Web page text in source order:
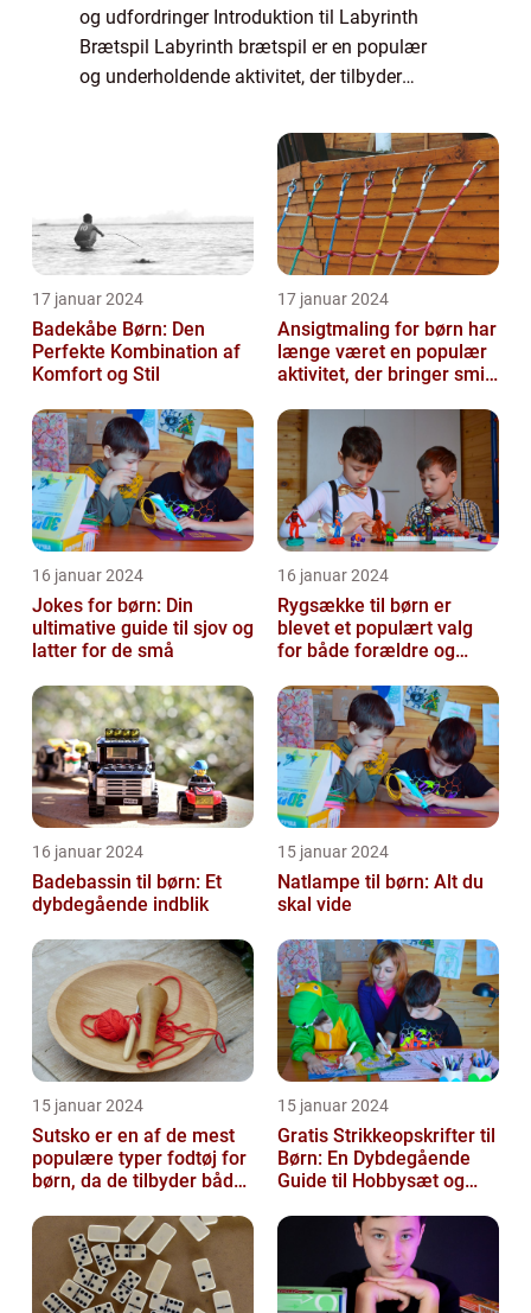
og udfordringer Introduktion til Labyrinth
Brætspil Labyrinth brætspil er en populær
og underholdende aktivitet, der tilbyder
familien. Dette spil er designet til at ...
17 januar 2024
Badekåbe Børn: Den
Perfekte Kombination af
Komfort og Stil
17 januar 2024
Ansigtmaling for børn har
længe været en populær
aktivitet, der bringer smil
16 januar 2024
Jokes for børn: Din
ultimative guide til sjov og
latter for de små
16 januar 2024
Rygsække til børn er
blevet et populært valg
for både forældre og
transport...
16 januar 2024
Badebassin til børn: Et
dybdegående indblik
15 januar 2024
Natlampe til børn: Alt du
skal vide
15 januar 2024
Sutsko er en af de mest
populære typer fodtøj for
børn, da de tilbyder både
15 januar 2024
Gratis Strikkeopskrifter til
Børn: En Dybdegående
Guide til Hobbysæt og